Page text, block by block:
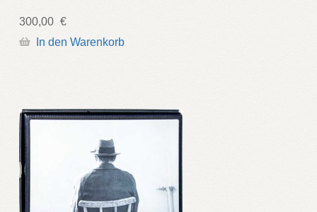
300,00 €
In den Warenkorb